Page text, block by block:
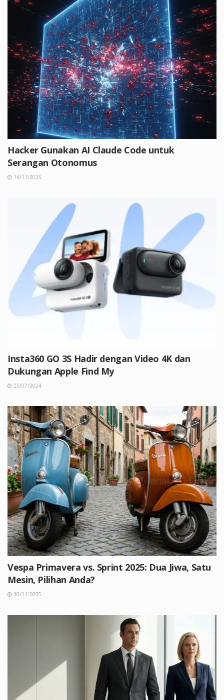
Hacker Gunakan AI Claude Code untuk
Serangan Otonomus
14/11/2025
Insta360 GO 3S Hadir dengan Video 4K dan
Dukungan Apple Find My
25/07/2024
Vespa Primavera vs. Sprint 2025: Dua Jiwa, Satu
Mesin, Pilihan Anda?
30/11/2025